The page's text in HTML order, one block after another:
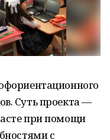
Суть проекта —
при помощи
с